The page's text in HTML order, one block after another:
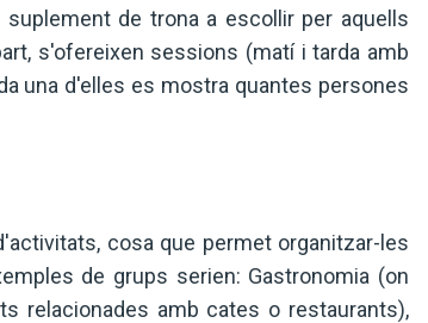
de trona a escollir per aquells
s'ofereixen sessions (matí i tarda amb
una d'elles es mostra quantes persones
cosa que permet organitzar-les
de grups serien: Gastronomia (on
relacionades amb cates o restaurants),